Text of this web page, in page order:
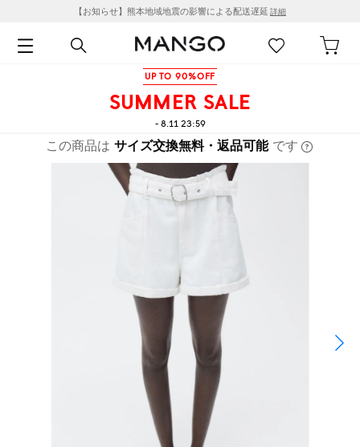
【お知らせ】熊本地域地震の影響による配送遅延 詳細
UP TO 90%OFF
SUMMER SALE
- 8.11 23:59
この商品は サイズ交換無料・返品可能 です